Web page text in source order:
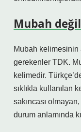
Mubah
Mubah kelimesinin
gerekenler TDK.
kelimedir.
sıklıkla kullanılan
sakıncası
durum anlamında